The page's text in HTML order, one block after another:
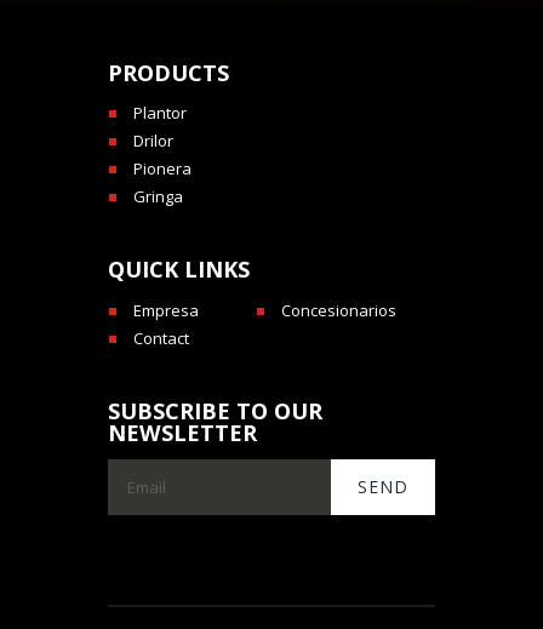
PRODUCTS
Plantor
Drilor
Pionera
Gringa
QUICK LINKS
Empresa
Concesionarios
Contact
SUBSCRIBE TO OUR
NEWSLETTER